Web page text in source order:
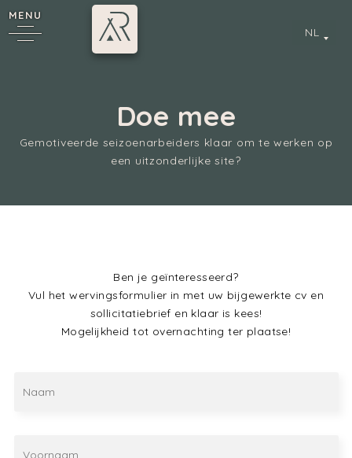
MENU
NL
Doe mee
Gemotiveerde seizoenarbeiders klaar om te werken op
een uitzonderlijke site?
Ben je geïnteresseerd?
Vul het wervingsformulier in met uw bijgewerkte cv en
sollicitatiebrief en klaar is kees!
Mogelijkheid tot overnachting ter plaatse!